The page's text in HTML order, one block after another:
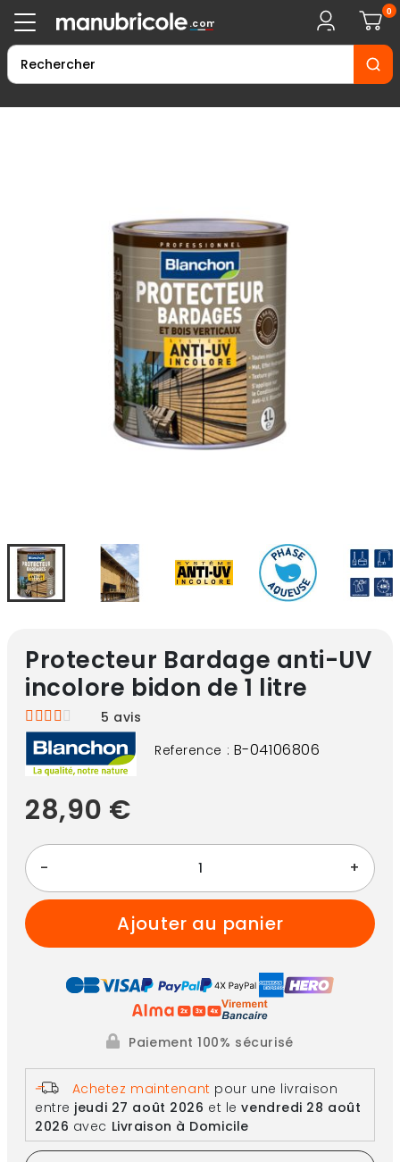
Protecteur Bardage anti-UV
incolore bidon de 1 litre
5 avis
Reference : B-04106806
28,90 €
- +
ajouter au panier
Paiement 100% sécurisé
Achetez maintenant pour une livraison
entre jeudi 27 août 2026 et levendredi 28 août
2026 avec Livraison à Domicile
.com
0